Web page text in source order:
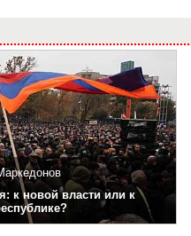
к новой власти или к